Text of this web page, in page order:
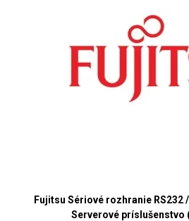
Fujitsu Sériové rozhranie RS232
Serverové príslušenstvo